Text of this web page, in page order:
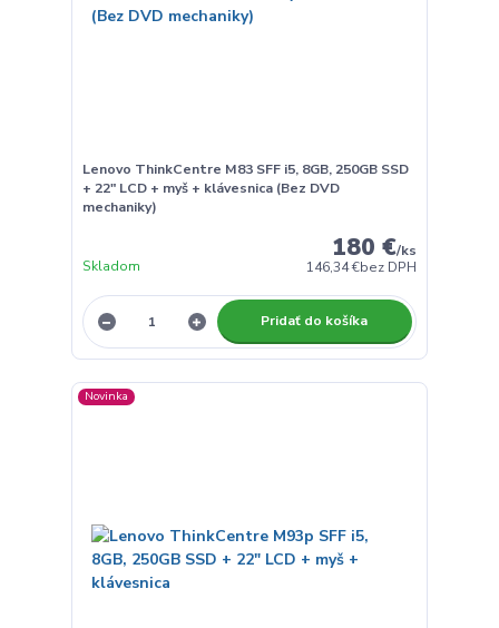
Lenovo ThinkCentre M83 SFF i5, 8GB, 250GB SSD
+ 22" LCD + myš + klávesnica (Bez DVD
mechaniky)
180 €/ks
146,34 €bez DPH
Skladom
Pridať do košíka
Novinka